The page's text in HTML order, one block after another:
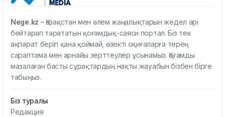
Nege.kz – Қазақстан мен әлем жаңалықтарын жедел әрі
бейтарап тарататын қоғамдық-саяси портал. Біз тек
ақпарат беріп қана қоймай, өзекті оқиғаларға терең
сараптама мен арнайы зерттеулер ұсынамыз. Қоғамды
мазалаған басты сұрақтардың нақты жауабын бізбен бірге
табыңыз.
Біз туралы
Редакция